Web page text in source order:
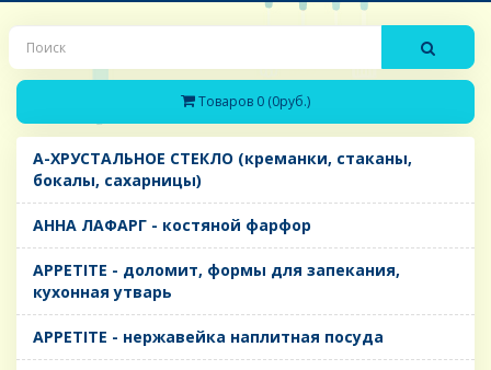
Товаров 0 (0руб.)
A-ХРУСТАЛЬНОЕ СТЕКЛО (креманки, стаканы,
бокалы, сахарницы)
AHHA ЛАФАРГ - костяной фарфор
APPETITE - доломит, формы для запекания,
кухонная утварь
APPETITE - нержавейка наплитная посуда